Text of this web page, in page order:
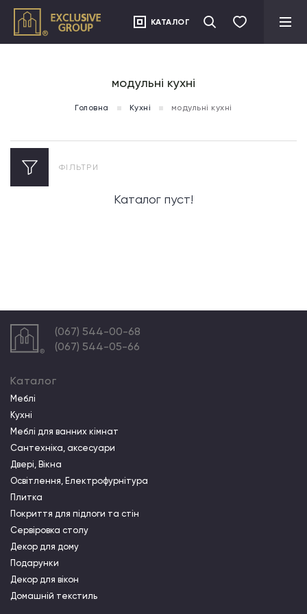
КАТАЛОГ
модульні кухні
Головна Кухні модульні кухні
ФІЛЬТРИ
Каталог пуст!
(067) 544-00-68
(067) 544-05-66
Каталог
Меблі
Кухні
Меблі для ванних кімнат
Сантехніка, аксесуари
Двері, Вікна
Освітлення, Електрофурнітура
Плитка
Покриття для підлоги та стін
Сервіровка столу
Декор для дому
Подарунки
Декор для вікон
Домашній текстиль